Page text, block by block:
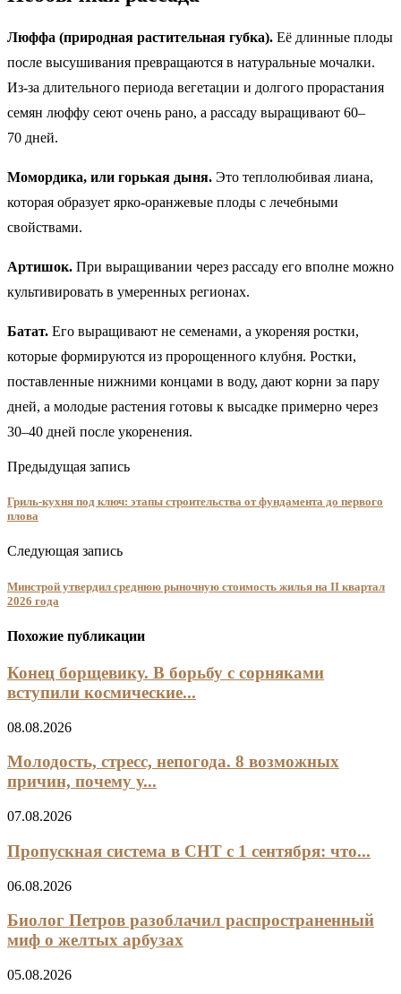
Люффа (природная растительная губка). Её длинные плоды
после высушивания превращаются в натуральные мочалки.
Из-за длительного периода вегетации и долгого прорастания
семян люффу сеют очень рано, а рассаду выращивают 60–
70 дней.
Момордика, или горькая дыня. Это теплолюбивая лиана,
которая образует ярко-оранжевые плоды с лечебными
свойствами.
Артишок. При выращивании через рассаду его вполне можно
культивировать в умеренных регионах.
Батат. Его выращивают не семенами, а укореняя ростки,
которые формируются из пророщенного клубня. Ростки,
поставленные нижними концами в воду, дают корни за пару
дней, а молодые растения готовы к высадке примерно через
30–40 дней после укоренения.
Предыдущая запись
Гриль-кухня под ключ: этапы строительства от фундамента до первого
плова
Следующая запись
Минстрой утвердил среднюю рыночную стоимость жилья на II квартал
2026 года
Похожие публикации
Конец борщевику. В борьбу с сорняками
вступили космические...
08.08.2026
Молодость, стресс, непогода. 8 возможных
причин, почему у...
07.08.2026
Пропускная система в СНТ с 1 сентября: что...
06.08.2026
Биолог Петров разоблачил распространенный
миф о желтых арбузах
05.08.2026